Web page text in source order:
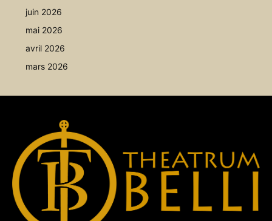
juin 2026
mai 2026
avril 2026
mars 2026